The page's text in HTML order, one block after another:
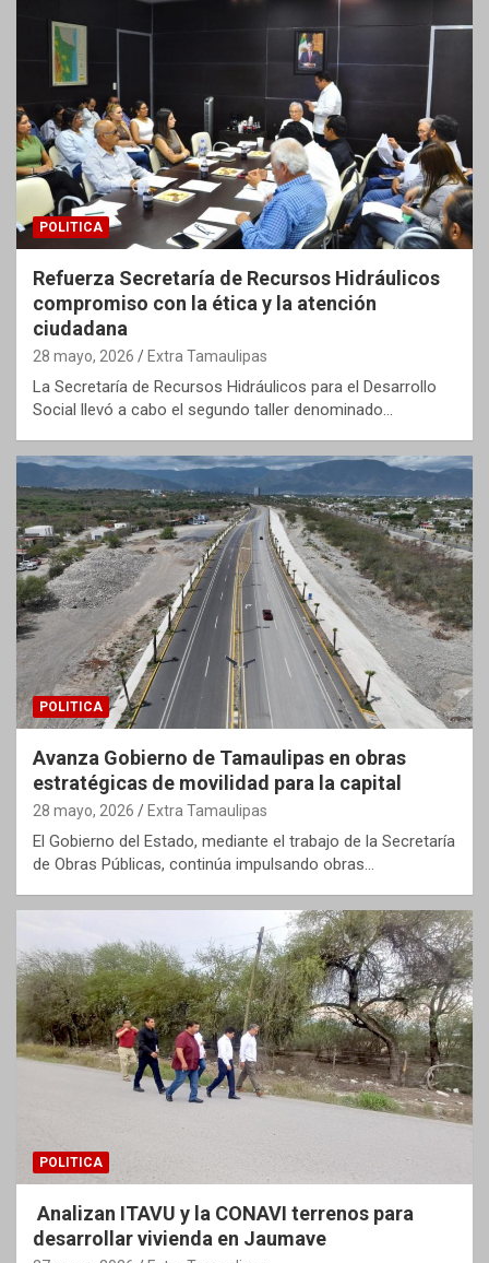
POLITICA
Refuerza Secretaría de Recursos Hidráulicos
compromiso con la ética y la atención
ciudadana
28 mayo, 2026 Extra Tamaulipas
La Secretaría de Recursos Hidráulicos para el Desarrollo
Social llevó a cabo el segundo taller denominado…
POLITICA
Avanza Gobierno de Tamaulipas en obras
estratégicas de movilidad para la capital
28 mayo, 2026 Extra Tamaulipas
El Gobierno del Estado, mediante el trabajo de la Secretaría
de Obras Públicas, continúa impulsando obras…
POLITICA
Analizan ITAVU y la CONAVI terrenos para
desarrollar vivienda en Jaumave